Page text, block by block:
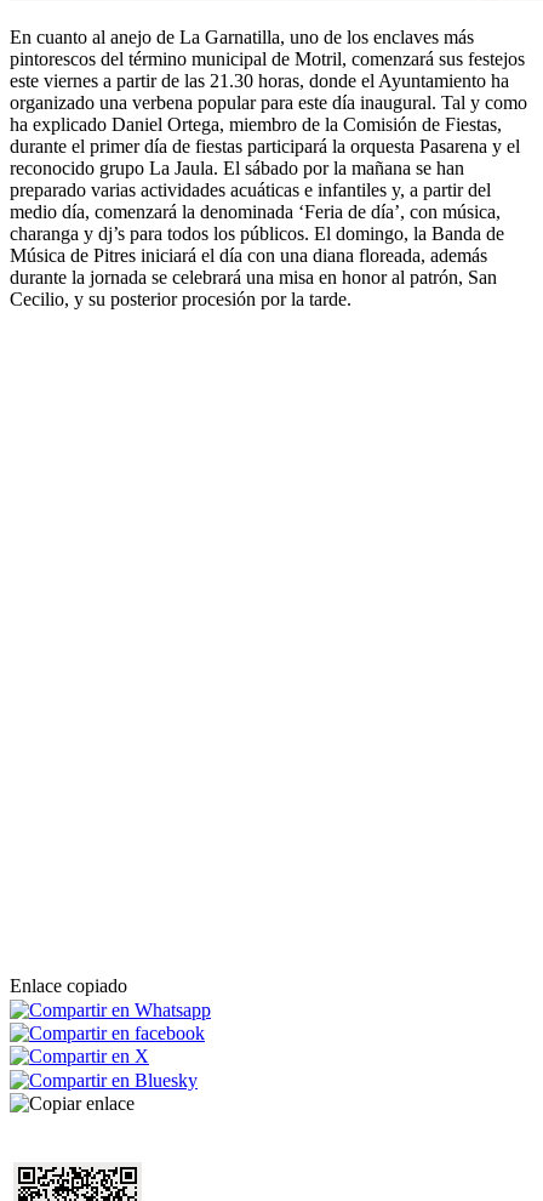
En cuanto al anejo de La Garnatilla, uno de los enclaves más
pintorescos del término municipal de Motril, comenzará sus festejos
este viernes a partir de las 21.30 horas, donde el Ayuntamiento ha
organizado una verbena popular para este día inaugural. Tal y como
ha explicado Daniel Ortega, miembro de la Comisión de Fiestas,
durante el primer día de fiestas participará la orquesta Pasarena y el
reconocido grupo La Jaula. El sábado por la mañana se han
preparado varias actividades acuáticas e infantiles y, a partir del
medio día, comenzará la denominada ‘Feria de día’, con música,
charanga y dj’s para todos los públicos. El domingo, la Banda de
Música de Pitres iniciará el día con una diana floreada, además
durante la jornada se celebrará una misa en honor al patrón, San
Cecilio, y su posterior procesión por la tarde.
Enlace copiado